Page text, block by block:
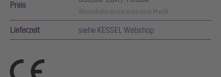
Preis
Werkslistenpreis exklusive MwSt.
Lieferzeit siehe KESSEL Webshop